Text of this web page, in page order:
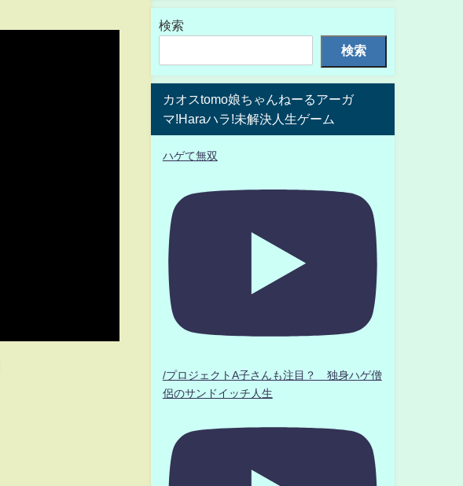
検索
検索
カオスtomo娘ちゃんねーるアーガ
マ!Haraハラ!未解決人生ゲーム
ハゲて無双
/プロジェクトA子さんも注目？ 独身ハゲ僧
侶のサンドイッチ人生